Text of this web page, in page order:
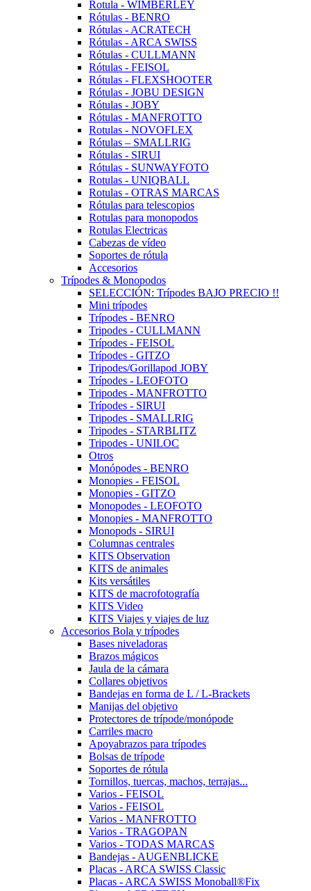
Rotula - WIMBERLEY
Rótulas - BENRO
Rótulas - ACRATECH
Rótulas - ARCA SWISS
Rótulas - CULLMANN
Rótulas - FEISOL
Rótulas - FLEXSHOOTER
Rótulas - JOBU DESIGN
Rótulas - JOBY
Rótulas - MANFROTTO
Rotulas - NOVOFLEX
Rótulas – SMALLRIG
Rótulas - SIRUI
Rótulas - SUNWAYFOTO
Rotulas - UNIQBALL
Rotulas - OTRAS MARCAS
Rótulas para telescopios
Rotulas para monopodos
Rotulas Electricas
Cabezas de vídeo
Soportes de rótula
Accesorios
Trípodes & Monopodos
SELECCIÓN: Trípodes BAJO PRECIO !!
Mini trípodes
Trípodes - BENRO
Tripodes - CULLMANN
Trípodes - FEISOL
Trípodes - GITZO
Tripodes/Gorillapod JOBY
Trípodes - LEOFOTO
Tripodes - MANFROTTO
Trípodes - SIRUI
Tripodes - SMALLRIG
Tripodes - STARBLITZ
Tripodes - UNILOC
Otros
Monópodes - BENRO
Monopies - FEISOL
Monopies - GITZO
Monopodes - LEOFOTO
Monopies - MANFROTTO
Monopods - SIRUI
Columnas centrales
KITS Observation
KITS de animales
Kits versátiles
KITS de macrofotografía
KITS Video
KITS Viajes y viajes de luz
Accesorios Bola y trípodes
Bases niveladoras
Brazos mágicos
Jaula de la cámara
Collares objetivos
Bandejas en forma de L / L-Brackets
Manijas del objetivo
Protectores de trípode/monópode
Carriles macro
Apoyabrazos para trípodes
Bolsas de trípode
Soportes de rótula
Tornillos, tuercas, machos, terrajas...
Varios - FEISOL
Varios - FEISOL
Varios - MANFROTTO
Varios - TRAGOPAN
Varios - TODAS MARCAS
Bandejas - AUGENBLICKE
Placas - ARCA SWISS Classic
Placas - ARCA SWISS Monoball®Fix